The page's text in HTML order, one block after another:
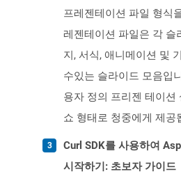
프레젠테이션 파일 형식
레젠테이션 파일은 각 슬
지, 서식, 애니메이션 및
수있는 슬라이드 모음입
용자 정의 프리젠 테이션
쇼 형태로 청중에게 제공
Curl SDK를 사용하여
시작하기: 초보자 가이드